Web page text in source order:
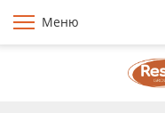
Меню